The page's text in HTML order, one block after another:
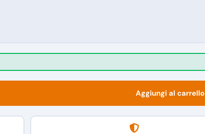
Aggiungi al carrello